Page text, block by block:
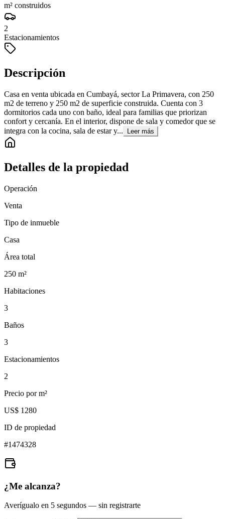
m² construidos
2
Estacionamientos
Descripción
Casa en venta ubicada en Cumbayá, sector La Primavera, con 250
m2 de terreno y 250 m2 de superficie construida. Cuenta con 3
dormitorios cada uno con baño, ideal para familias que priorizan
confort y cercanía. En el interior, dispone de sala y comedor que se
integra con la cocina, sala de estar y...
Leer más
Detalles de la propiedad
Operación
Venta
Tipo de inmueble
Casa
Área total
250 m²
Habitaciones
3
Baños
3
Estacionamientos
2
Precio por m²
US$ 1280
ID de propiedad
#1474328
¿Me alcanza?
Averígualo en 5 segundos — sin registrarte